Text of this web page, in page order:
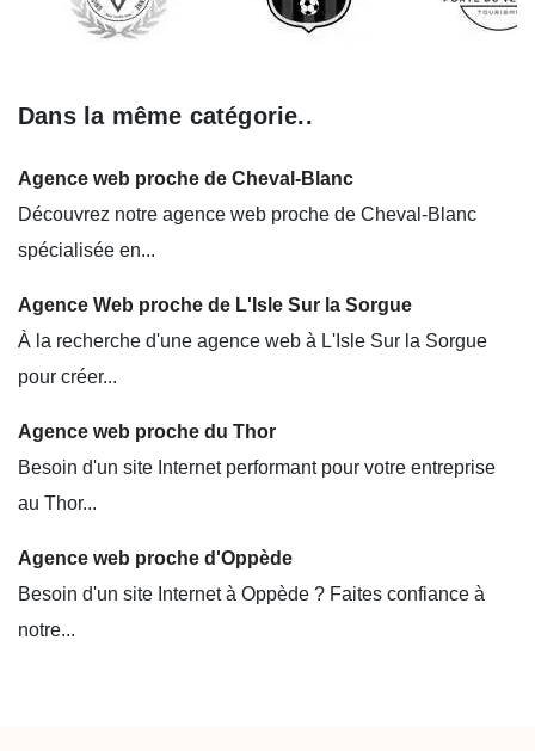
Dans la même catégorie..
Agence web proche de Cheval-Blanc
Découvrez notre agence web proche de Cheval-Blanc
spécialisée en...
Agence Web proche de L'Isle Sur la Sorgue
À la recherche d'une agence web à L'Isle Sur la Sorgue
pour créer...
Agence web proche du Thor
Besoin d'un site Internet performant pour votre entreprise
au Thor...
Agence web proche d'Oppède
Besoin d'un site Internet à Oppède ? Faites confiance à
notre...